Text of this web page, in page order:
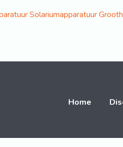
Solariumapparatuur
Home